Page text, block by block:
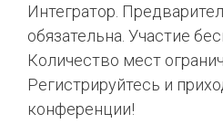
Интегратор.
обязательна. Участие
Количество мест
Регистрируйтесь и
конференции!